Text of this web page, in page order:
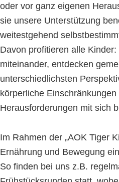
oder vor ganz eigenen
sie unsere Unterstützung
weitestgehend
Davon profitieren alle
miteinander, entdecken
unterschiedlichsten
körperliche
Herausforderungen mit sich
Im Rahmen der „AOK Tiger
Ernährung und Bewegung
So finden bei uns z.B.